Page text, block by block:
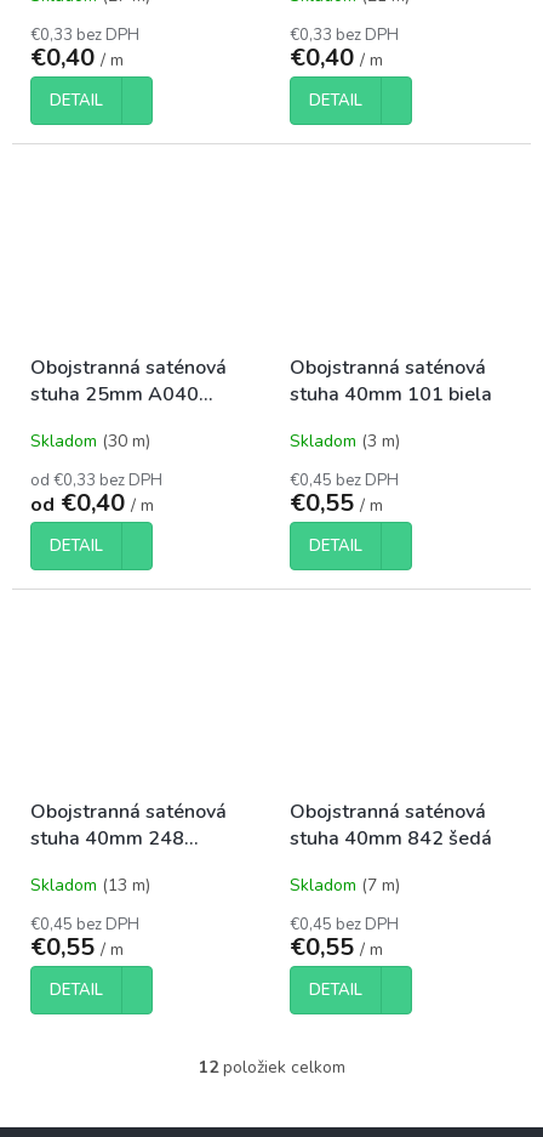
€0,33 bez DPH
€0,40 / m
DETAIL
€0,33 bez DPH
€0,40 / m
DETAIL
Obojstranná saténová
stuha 25mm A040
Skladom (30 m)
od €0,33 bez DPH
od €0,40 / m
DETAIL
Obojstranná saténová
stuha 40mm 101 biela
Skladom (3 m)
€0,45 bez DPH
€0,55 / m
DETAIL
Obojstranná saténová
stuha 40mm 248
Skladom (13 m)
€0,45 bez DPH
€0,55 / m
DETAIL
Obojstranná saténová
stuha 40mm 842 šedá
Skladom (7 m)
€0,45 bez DPH
€0,55 / m
DETAIL
O
l
12položiek celkom